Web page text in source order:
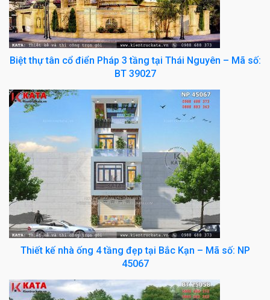
Biệt thự tân cổ điển Pháp 3 tầng tại Thái Nguyên – Mã số:
BT 39027
Thiết kế nhà ống 4 tầng đẹp tại Bắc Kạn – Mã số: NP
45067